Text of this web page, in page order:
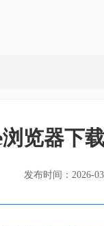
浏览器下
发布时间：2026-